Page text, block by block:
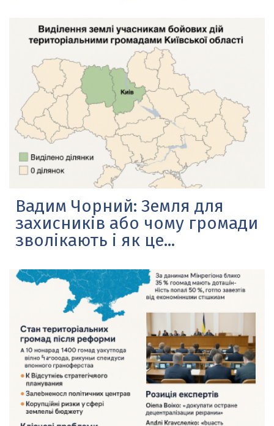
Вадим Чорний: Земля для
захисників або чому громади
зволікають і як це...